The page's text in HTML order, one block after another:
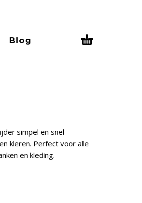
Blog
simpel en snel
kleren. Perfect voor alle
en kleding.